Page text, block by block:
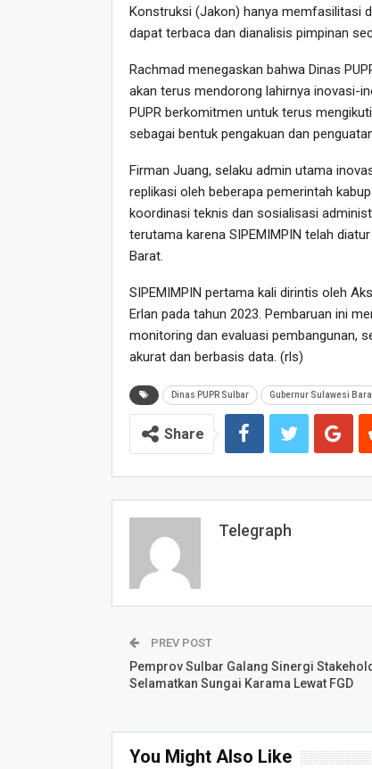
Konstruksi (Jakon) hanya memfasilitasi
dapat terbaca dan dianalisis pimpinan
Rachmad menegaskan bahwa Dinas
akan terus mendorong lahirnya inovasi-
PUPR berkomitmen untuk terus
sebagai bentuk pengakuan dan
Firman Juang, selaku admin utama
replikasi oleh beberapa pemerintah
koordinasi teknis dan sosialisasi
terutama karena SIPEMIMPIN telah
Barat.
SIPEMIMPIN pertama kali dirintis oleh
Erlan pada tahun 2023. Pembaruan ini
monitoring dan evaluasi pembangunan,
akurat dan berbasis data. (rls)
Dinas PUPR Sulbar Gubernur Sulawesi
Share
Telegraph
PREV POST
Pemprov Sulbar Galang Sinergi
Selamatkan Sungai Karama Lewat FGD
You Might Also Like